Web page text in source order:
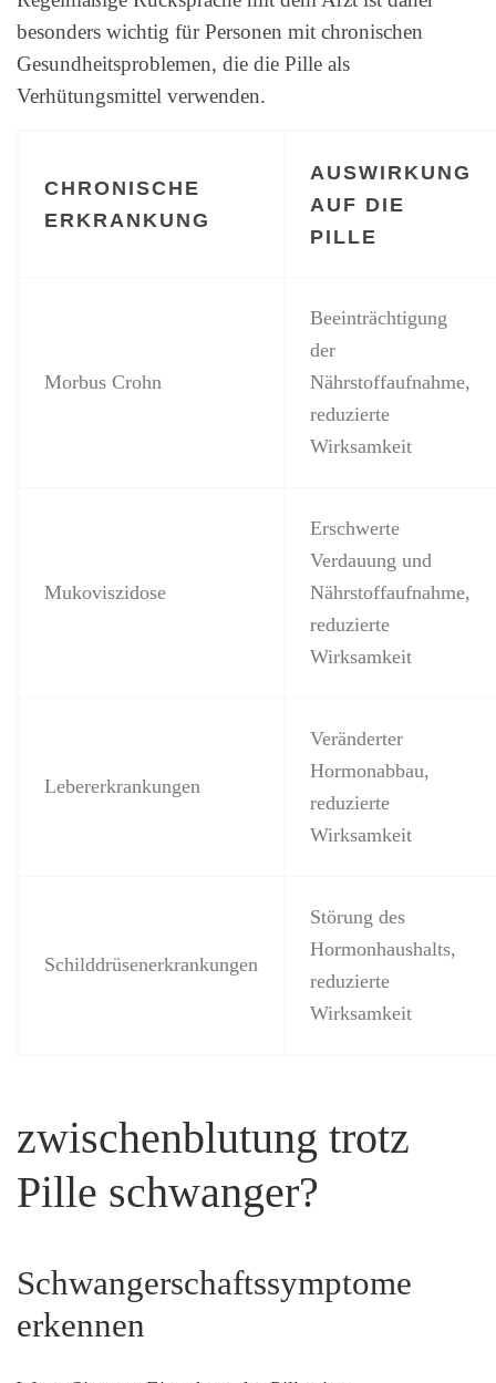
besonders wichtig für Personen mit chronischen
Gesundheitsproblemen, die die Pille als
Verhütungsmittel verwenden.
CHRONISCHE
ERKRANKUNG
AUSWIRKUNG
AUF DIE
PILLE
Morbus Crohn
Beeinträchtigung
der
Nährstoffaufnahme,
reduzierte
Wirksamkeit
Mukoviszidose
Erschwerte
Verdauung und
Nährstoffaufnahme,
reduzierte
Wirksamkeit
Lebererkrankungen
Veränderter
Hormonabbau,
reduzierte
Wirksamkeit
Schilddrüsenerkrankungen
Störung des
Hormonhaushalts,
reduzierte
Wirksamkeit
zwischenblutung trotz
Pille schwanger?
Schwangerschaftssymptome
erkennen